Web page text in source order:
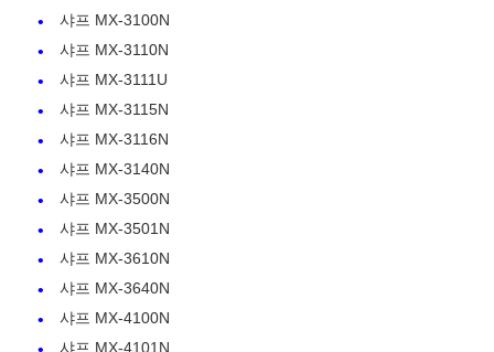
홈
회사 소개
샤프 MX-3100N
샤프 MX-3110N
샤프 MX-3111U
샤프 MX-3115N
샤프 MX-3116N
샤프 MX-3140N
샤프 MX-3500N
샤프 MX-3501N
샤프 MX-3610N
샤프 MX-3640N
샤프 MX-4100N
샤프 MX-4101N